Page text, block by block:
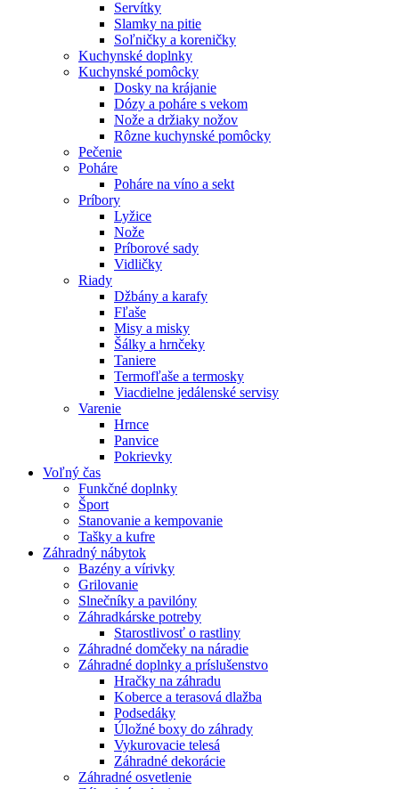
Servítky
Slamky na pitie
Soľničky a koreničky
Kuchynské doplnky
Kuchynské pomôcky
Dosky na krájanie
Dózy a poháre s vekom
Nože a držiaky nožov
Rôzne kuchynské pomôcky
Pečenie
Poháre
Poháre na víno a sekt
Príbory
Lyžice
Nože
Príborové sady
Vidličky
Riady
Džbány a karafy
Fľaše
Misy a misky
Šálky a hrnčeky
Taniere
Termofľaše a termosky
Viacdielne jedálenské servisy
Varenie
Hrnce
Panvice
Pokrievky
Voľný čas
Funkčné doplnky
Šport
Stanovanie a kempovanie
Tašky a kufre
Záhradný nábytok
Bazény a vírivky
Grilovanie
Slnečníky a pavilóny
Záhradkárske potreby
Starostlivosť o rastliny
Záhradné domčeky na náradie
Záhradné doplnky a príslušenstvo
Hračky na záhradu
Koberce a terasová dlažba
Podsedáky
Úložné boxy do záhrady
Vykurovacie telesá
Záhradné dekorácie
Záhradné osvetlenie